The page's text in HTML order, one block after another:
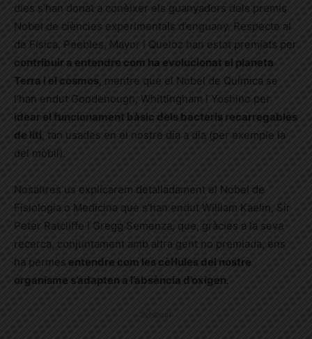
dies s’han donat a conèixer els guanyadors dels premis
Nobel de ciències experimentals d’enguany. Respecte al
de Física, Peebles, Mayor i Queloz han estat premiats per
contribuir a entendre com ha evolucionat el planeta
Terra i el cosmos, mentre que el Nobel de Química se
l’han endut Goodenough, Whittingham i Yoshino per
idear el funcionament bàsic dels bacteris recarregables
de liti
, tan usades en el nostre dia a dia (per exemple la
del mòbil).
Nosaltres us explicarem detalladament el Nobel de
Fisiologia o Medicina que s’han endut William Kaelin, Sir
Peter Ratcliffe i Gregg Semenza, que, gràcies a la seva
recerca, conjuntament amb altra gent no premiada, ens
ha permès entendre com les cèl·lules del nostre
organisme s’adapten a l’absència d’oxigen.
Publicitat